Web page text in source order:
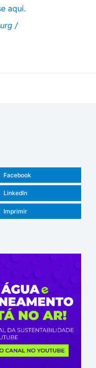
aqui.
/
Facebook
LinkedIn
Imprimir